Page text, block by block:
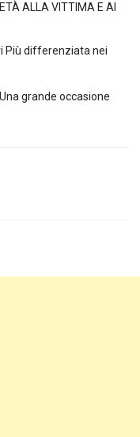
ALLA VITTIMA E AI
Più differenziata nei
grande occasione